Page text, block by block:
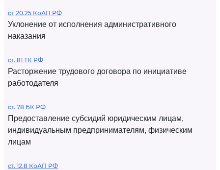
ст 20.25 КоАП РФ
Уклонение от исполнения административного
наказания
ст. 81 ТК РФ
Расторжение трудового договора по инициативе
работодателя
ст. 78 БК РФ
Предоставление субсидий юридическим лицам,
индивидуальным предпринимателям, физическим
лицам
ст. 12.8 КоАП РФ